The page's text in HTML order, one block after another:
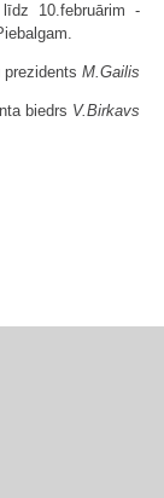
10.februārim -
prezidents M.Gailis
biedrs V.Birkavs